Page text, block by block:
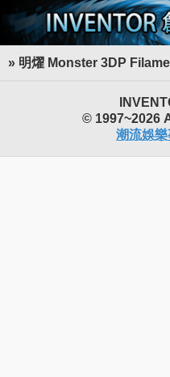
» 明燿 Monster 3DP
© 1997~2026
潮流娛樂